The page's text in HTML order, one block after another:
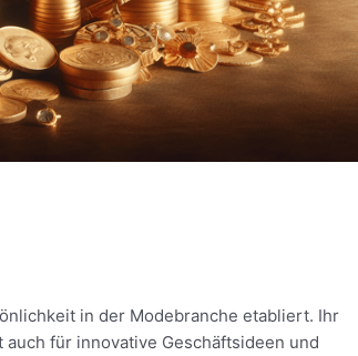
in der Modebranche etabliert. Ihr
für innovative Geschäftsideen und